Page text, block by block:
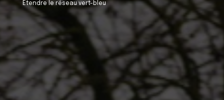
Étendre le réseau vert-bleu